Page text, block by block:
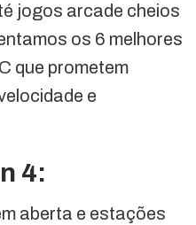
jogos arcade cheios
os 6 melhores
que prometem
e
4:
aberta e estações